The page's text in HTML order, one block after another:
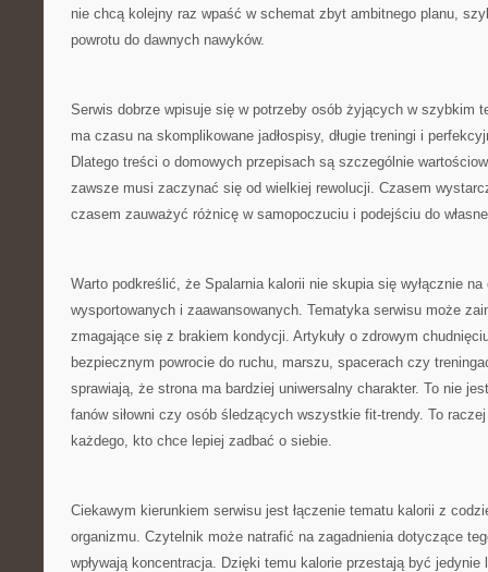
nie chcą kolejny raz wpaść w schemat zbyt ambitnego planu,
powrotu do dawnych nawyków.
Serwis dobrze wpisuje się w potrzeby osób żyjących w szybkim
ma czasu na skomplikowane jadłospisy, długie treningi i
Dlatego treści o domowych przepisach są szczególnie
zawsze musi zaczynać się od wielkiej rewolucji. Czasem
czasem zauważyć różnicę w samopoczuciu i podejściu do
Warto podkreślić, że Spalarnia kalorii nie skupia się wyłącznie na
wysportowanych i zaawansowanych. Tematyka serwisu może
zmagające się z brakiem kondycji. Artykuły o zdrowym
bezpiecznym powrocie do ruchu, marszu, spacerach czy
sprawiają, że strona ma bardziej uniwersalny charakter. To nie
fanów siłowni czy osób śledzących wszystkie fit-trendy. To
każdego, kto chce lepiej zadbać o siebie.
Ciekawym kierunkiem serwisu jest łączenie tematu kalorii z
organizmu. Czytelnik może natrafić na zagadnienia dotyczące
wpływają koncentracja. Dzięki temu kalorie przestają być jedynie